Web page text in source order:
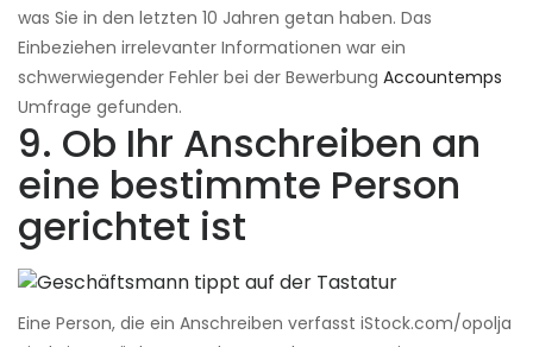
was Sie in den letzten 10 Jahren getan haben. Das
Einbeziehen irrelevanter Informationen war ein
schwerwiegender Fehler bei der Bewerbung Accountemps
Umfrage gefunden.
9. Ob Ihr Anschreiben an
eine bestimmte Person
gerichtet ist
Eine Person, die ein Anschreiben verfasst iStock.com/opolja